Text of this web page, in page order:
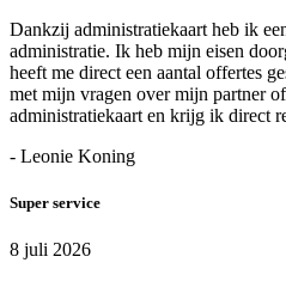
Dankzij administratiekaart heb ik
administratie. Ik heb mijn eisen
heeft me direct een aantal offertes
met mijn vragen over mijn partner
administratiekaart en krijg ik direct
- Leonie Koning
Super service
8 juli 2026